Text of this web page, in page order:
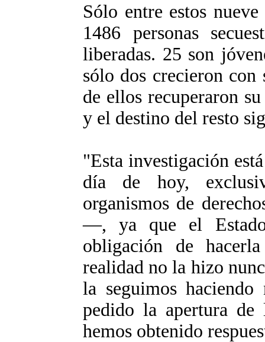
Sólo entre estos
1486 personas
liberadas. 25 son
sólo dos crecieron
de ellos recuperaron
y el destino del resto
"Esta investigación
día de hoy,
organismos de
—, ya que el
obligación de
realidad no la hizo
la seguimos
pedido la apertura de
hemos obtenido